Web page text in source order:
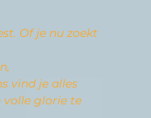
Of je nu zoekt
vind je alles
volle glorie te